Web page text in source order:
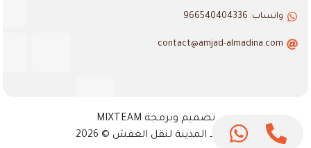
واتساب: 966540404336
contact@amjad-almadina.com
امجاد المدينة لنقل العفش © 2026
تصميم وبرمجة MIXTEAM
تواصل
معنا